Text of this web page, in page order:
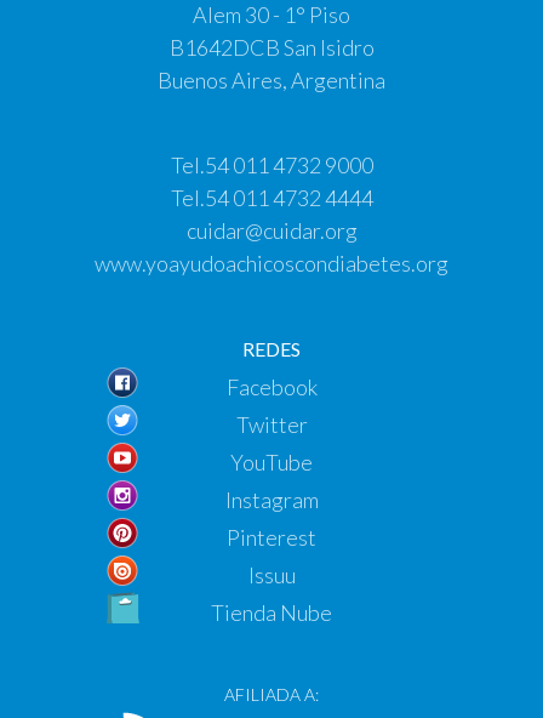
Alem 30 - 1° Piso
B1642DCB San Isidro
Buenos Aires, Argentina
Tel.54 011 4732 9000
Tel.54 011 4732 4444
cuidar@cuidar.org
www.yoayudoachicoscondiabetes.org
REDES
Facebook
Twitter
YouTube
Instagram
Pinterest
Issuu
Tienda Nube
AFILIADA A: